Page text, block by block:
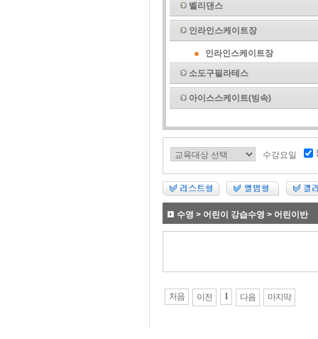
벨리댄스
인라인스케이트장
인라인스케이트장
소도구필라테스
아이스스케이트(빙속)
수강요일
수영 > 어린이 강습수영 > 어린이반
처음 이전 1 다음 마지막